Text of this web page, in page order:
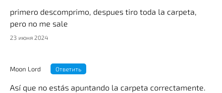
primero descomprimo, despues tiro toda la carpeta,
pero no me sale
23 июня 2024
Moon Lord Ответить
Así que no estás apuntando la carpeta correctamente.